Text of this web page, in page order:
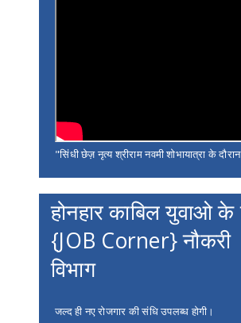
"सिंधी छेज़ नृत्य श्रीराम नवमी शोभायात्रा के
होनहार काबिल युवाओ के
{JOB Corner} नौकरी
विभाग
जल्द ही नए रोजगार की संधि उपलब्ध होगी।